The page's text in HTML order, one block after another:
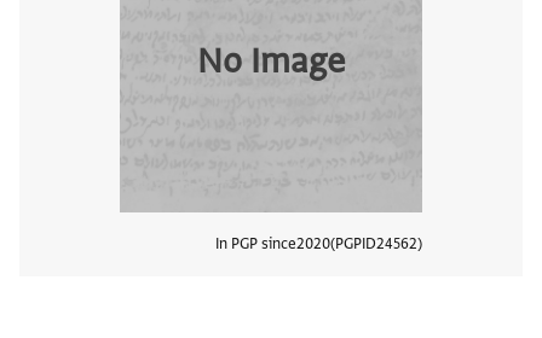
No Image
In PGP since2020 PGPID24562